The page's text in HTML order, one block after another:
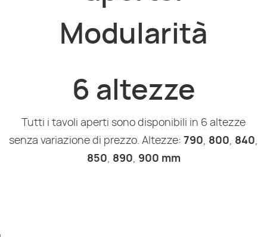
Modularità
6 altezze
Tutti i tavoli aperti sono disponibili in 6 altezze
senza variazione di prezzo. Altezze: 790, 800, 840,
850, 890, 900 mm